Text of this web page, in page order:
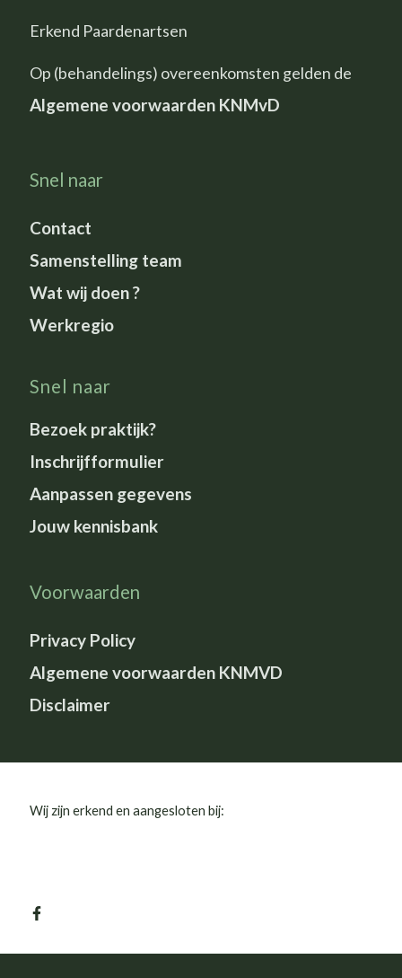
Erkend Paardenartsen
Op (behandelings) overeenkomsten gelden de
Algemene voorwaarden KNMvD
Snel naar
Contact
Samenstelling team
Wat wij doen ?
Werkregio
Snel naar
Bezoek praktijk?
Inschrijfformulier
Aanpassen gegevens
Jouw kennisbank
Voorwaarden
Privacy Policy
Algemene voorwaarden KNMVD
Disclaimer
Wij zijn erkend en aangesloten bij: